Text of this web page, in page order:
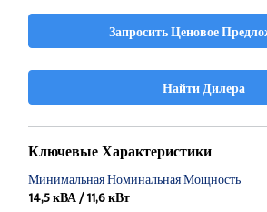
Запросить Ценовое
Найти Дилера
Ключевые Характеристики
Минимальная Номинальная Мощность
14,5 кВА / 11,6 кВт